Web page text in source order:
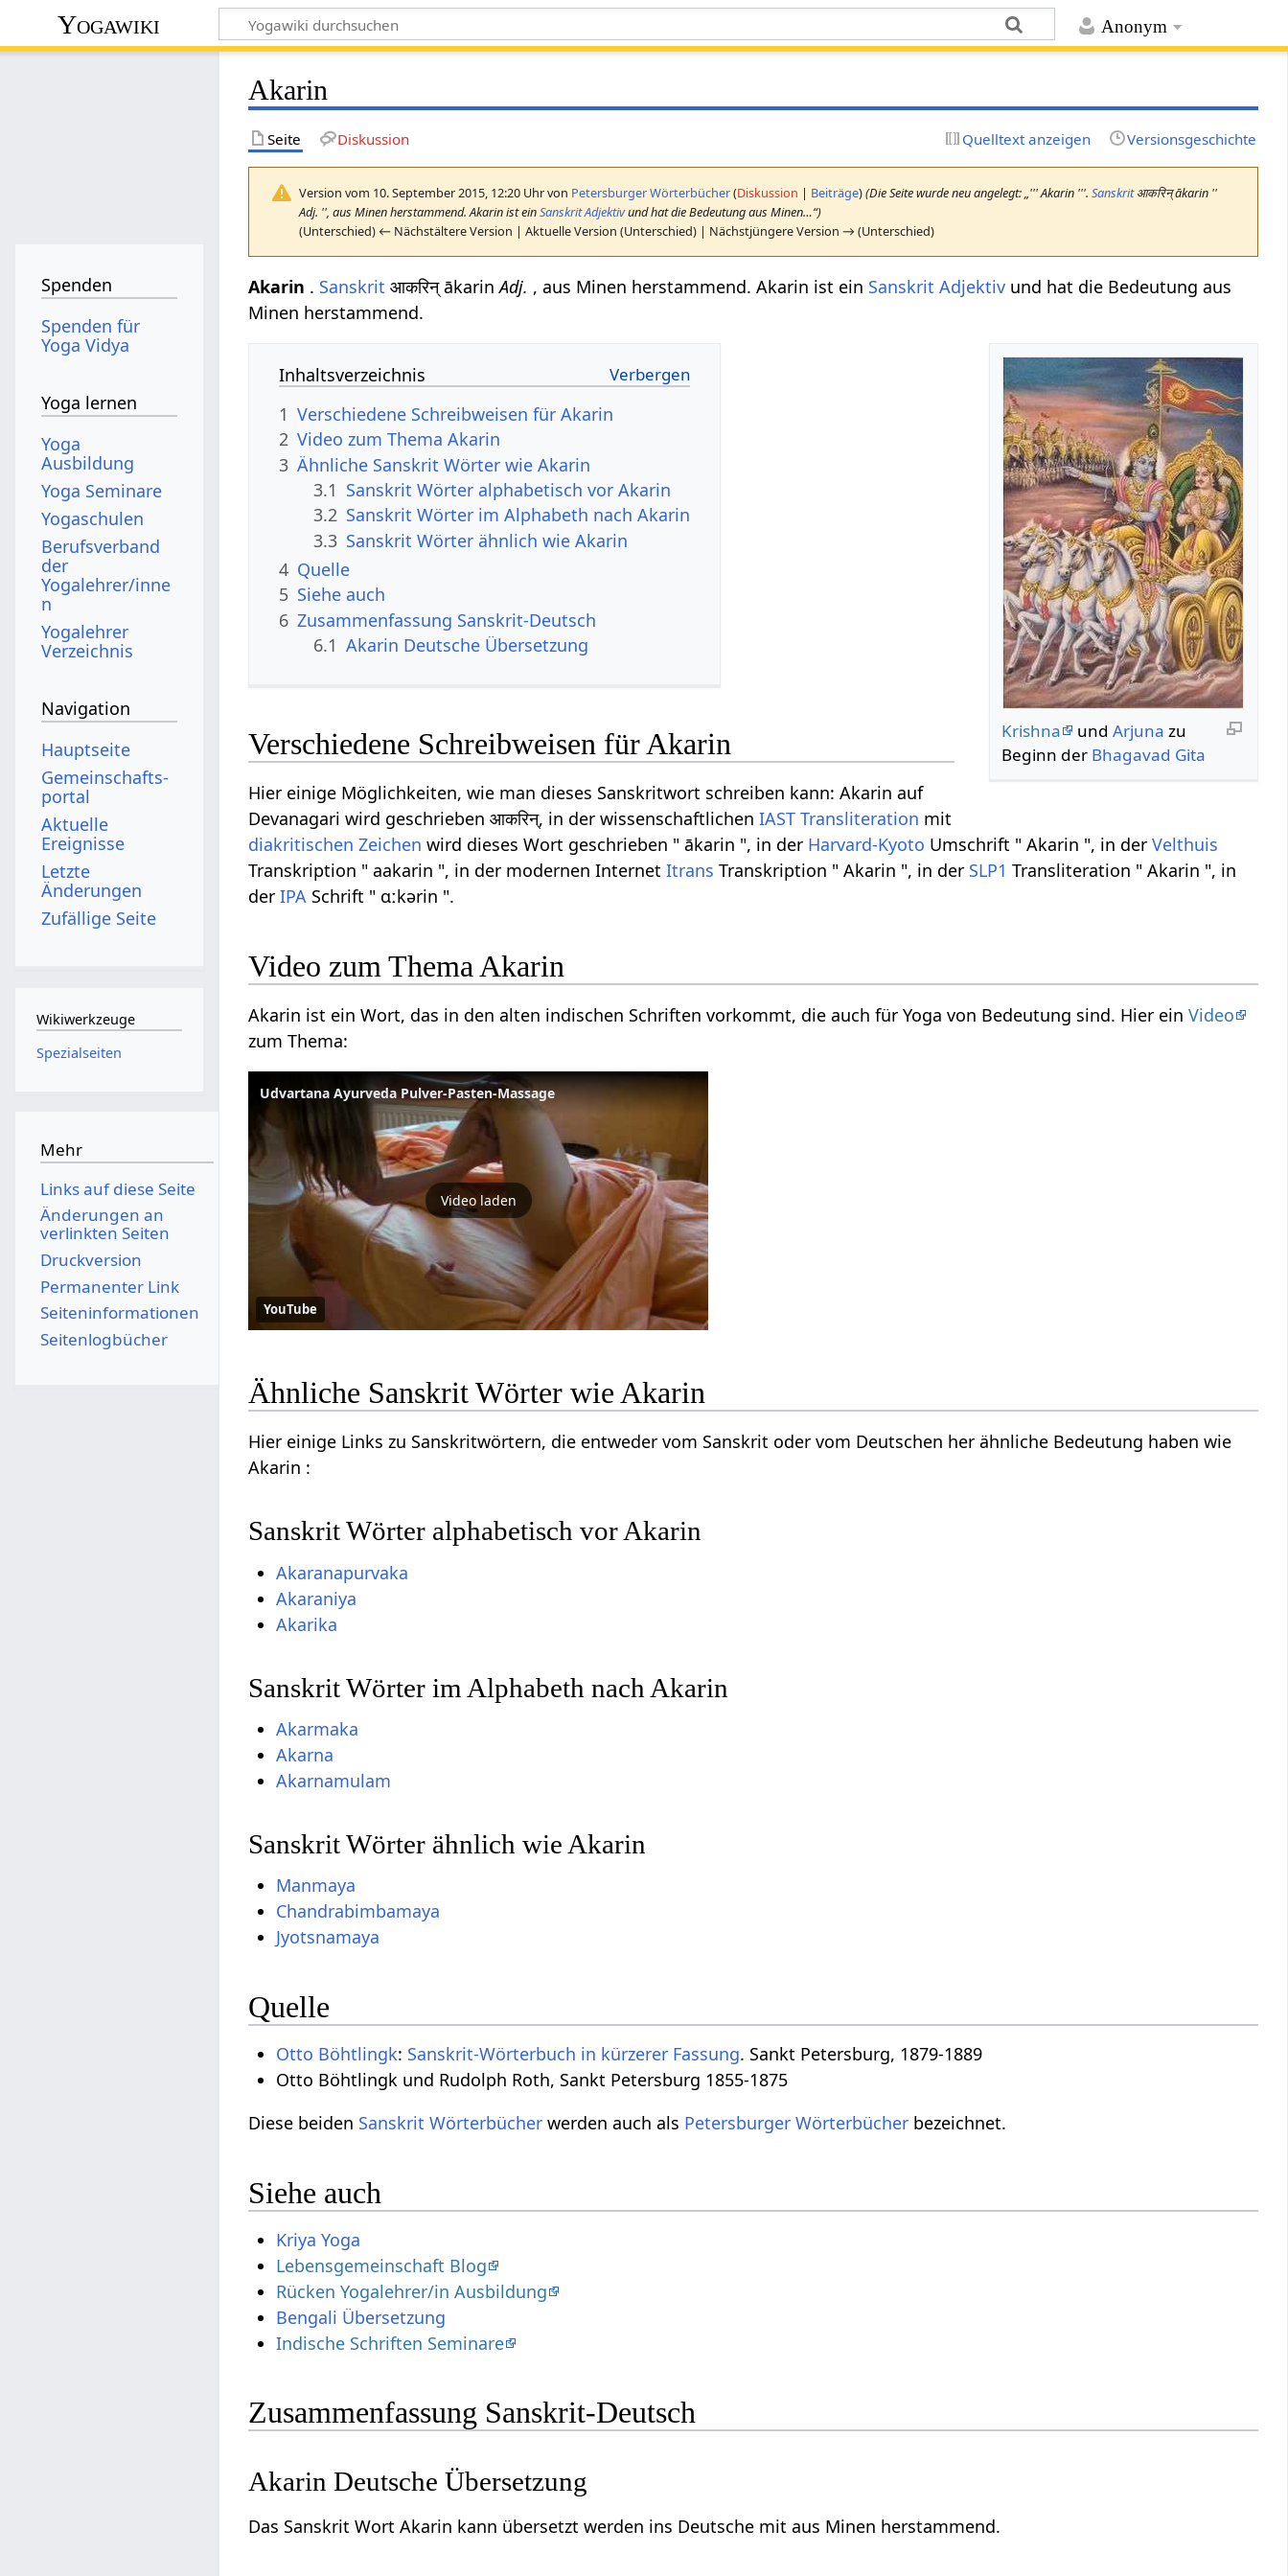
Anonym
Yogawiki
Akarin
Seite Diskussion Quelltext anzeigen Versionsgeschichte
Version vom 10. September 2015, 12:20 Uhr von Petersburger Wörterbücher(Diskussion | Beiträge)(Die Seite wurde neu angelegt: „''' Akarin '''.Sanskritआकरिन् ākarin ''
Adj. '', aus Minen herstammend. Akarin ist einSanskrit Adjektivund hat die Bedeutung aus Minen…“)
(Unterschied) ← Nächstältere Version | Aktuelle Version (Unterschied) | Nächstjüngere Version → (Unterschied)
Akarin . Sanskrit आकरिन् ākarinAdj. , aus Minen herstammend. Akarin ist ein Sanskrit Adjektiv und hat die Bedeutung aus
Minen herstammend.
Krishna undArjuna zu
Beginn der Bhagavad Gita
Inhaltsverzeichnis
1 Verschiedene Schreibweisen für Akarin
2 Video zum Thema Akarin
3 Ähnliche Sanskrit Wörter wie Akarin
3.1 Sanskrit Wörter alphabetisch vor Akarin
3.2 Sanskrit Wörter im Alphabeth nach Akarin
3.3 Sanskrit Wörter ähnlich wie Akarin
4 Quelle
5 Siehe auch
6 Zusammenfassung Sanskrit-Deutsch
6.1 Akarin Deutsche Übersetzung
Verschiedene Schreibweisen für Akarin
Hier einige Möglichkeiten, wie man dieses Sanskritwort schreiben kann: Akarin auf
Devanagari wird geschrieben आकरिन्, in der wissenschaftlichenIAST Transliteration mit
diakritischen Zeichen wird dieses Wort geschrieben " ākarin ", in der Harvard-Kyoto Umschrift " Akarin ", in derVelthuis
Transkription " aakarin ", in der modernen InternetItrans Transkription " Akarin ", in der SLP1 Transliteration " Akarin ", in
derIPA Schrift " ɑːkərin ".
Video zum Thema Akarin
Akarin ist ein Wort, das in den alten indischen Schriften vorkommt, die auch für Yoga von Bedeutung sind. Hier einVideo
zum Thema:
Udvartana Ayurveda Pulver-Pasten-Massage
Video laden
YouTube
Ähnliche Sanskrit Wörter wie Akarin
Hier einige Links zu Sanskritwörtern, die entweder vom Sanskrit oder vom Deutschen her ähnliche Bedeutung haben wie
Akarin :
Sanskrit Wörter alphabetisch vor Akarin
Akaranapurvaka
Akaraniya
Akarika
Sanskrit Wörter im Alphabeth nach Akarin
Akarmaka
Akarna
Akarnamulam
Sanskrit Wörter ähnlich wie Akarin
Manmaya
Chandrabimbamaya
Jyotsnamaya
Quelle
Otto Böhtlingk: Sanskrit-Wörterbuch in kürzerer Fassung. Sankt Petersburg, 1879-1889
Otto Böhtlingk und Rudolph Roth, Sankt Petersburg 1855-1875
Diese beiden Sanskrit Wörterbücher werden auch als Petersburger Wörterbücher bezeichnet.
Siehe auch
Kriya Yoga
Lebensgemeinschaft Blog
Rücken Yogalehrer/in Ausbildung
Bengali Übersetzung
Indische Schriften Seminare
Zusammenfassung Sanskrit-Deutsch
Akarin Deutsche Übersetzung
Das Sanskrit Wort Akarin kann übersetzt werden ins Deutsche mit aus Minen herstammend.
Spenden
Spenden für
Yoga Vidya
Yoga lernen
Yoga
Ausbildung
Yoga Seminare
Yogaschulen
Berufsverband
der
Yogalehrer/inne
n
Yogalehrer
Verzeichnis
Navigation
Hauptseite
Gemeinschafts­
portal
Aktuelle
Ereignisse
Letzte
Änderungen
Zufällige Seite
Wikiwerkzeuge
Spezialseiten
Mehr
Links auf diese Seite
Änderungen an
verlinkten Seiten
Druckversion
Permanenter Link
Seiten­­informationen
Seitenlogbücher